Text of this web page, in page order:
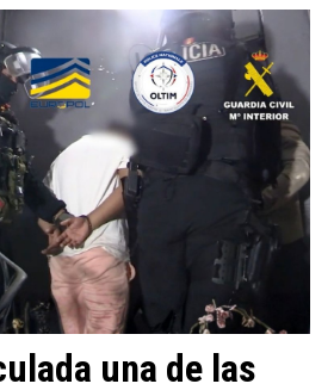
una de las